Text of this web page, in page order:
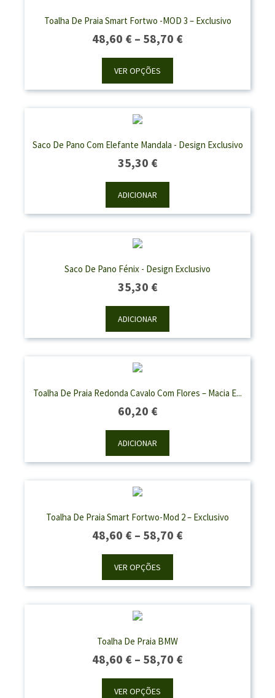
Toalha De Praia Smart Fortwo -MOD 3 – Exclusivo
48,60 € – 58,70 €Price
Through
VER OPÇÕES
Saco De Pano Com Elefante Mandala - Design Exclusivo
35,30 €
ADICIONAR
Saco De Pano Fénix - Design Exclusivo
35,30 €
ADICIONAR
Toalha De Praia Redonda Cavalo Com Flores – Macia E...
60,20 €
ADICIONAR
Toalha De Praia Smart Fortwo-Mod 2 – Exclusivo
48,60 € – 58,70 €Price
Through
VER OPÇÕES
Toalha De Praia BMW
48,60 € – 58,70 €Price
VER OPÇÕES